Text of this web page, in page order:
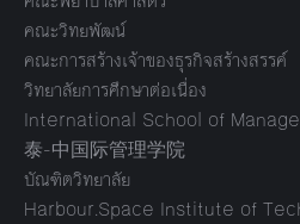
คณะวิทยพัฒน์
คณะการสร้างเจ้าของธุรกิจสร้างสรรค์
วิทยาลัยการศึกษาต่อเนื่อง
International School of
泰-中国际管理学院
บัณฑิตวิทยาลัย
Harbour.Space Institute of